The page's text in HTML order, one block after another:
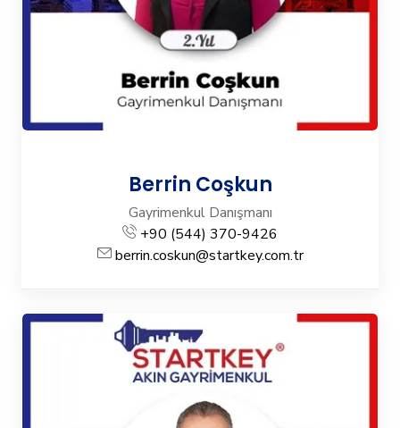
Berrin Coşkun
Gayrimenkul Danışmanı
+90 (544) 370-9426
berrin.coskun@startkey.com.tr